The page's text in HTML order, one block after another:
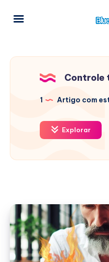
Controle
1 Artigo com
Explorar